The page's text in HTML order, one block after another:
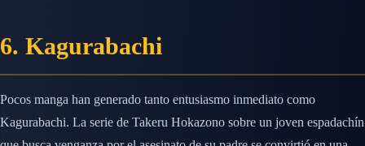
6. Kagurabachi
Pocos manga han generado tanto entusiasmo inmediato como
Kagurabachi. La serie de Takeru Hokazono sobre un joven espadachín